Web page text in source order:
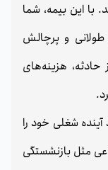
با این بیمه، شما
و پرچالش
حادثه، هزینه‌های
آینده شغلی خود را
مثل بازنشستگی